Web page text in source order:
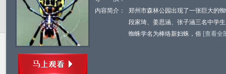
内容简介：
郑州市森林公园出现了一张巨大的
段家琦、姜思涵、张子涵三名中学
蜘蛛学名为棒络新妇蛛，俗 [查看全